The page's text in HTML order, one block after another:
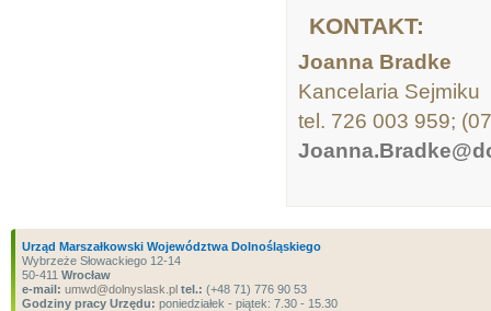
KONTAKT:
Joanna Bradke
Kancelaria Sejmiku
tel. 726 003 959;
Urząd Marszałkowski Województwa Dolnośląskiego
Wybrzeże Słowackiego 12-14
50-411 Wrocław
e-mail: umwd@dolnyslask.pl tel.: (+48 71) 776 90 53
Godziny pracy Urzędu: poniedziałek - piątek: 7.30 - 15.30